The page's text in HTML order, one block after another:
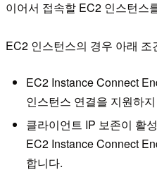
이어서 접속할 EC2 인스턴스
EC2 인스턴스의 경우 아래 조
EC2 Instance Connect
인스턴스 연결을 지원하
클라이언트 IP 보존이 활
EC2 Instance Connect
합니다.